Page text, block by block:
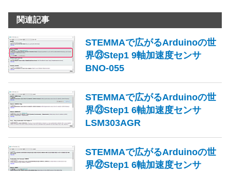
関連記事
STEMMAで広がるArduinoの世
界㉓Step1 9軸加速度センサ
BNO-055
STEMMAで広がるArduinoの世
界㉓Step1 6軸加速度センサ
LSM303AGR
STEMMAで広がるArduinoの世
界㉒Step1 6軸加速度センサ